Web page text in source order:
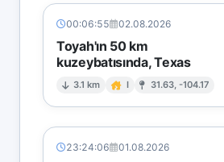
00:06:55 02.08.2026
Toyah'ın 50 km
kuzeybatısında, Texas
3.1 km I 31.63, -104.17
23:24:06 01.08.2026